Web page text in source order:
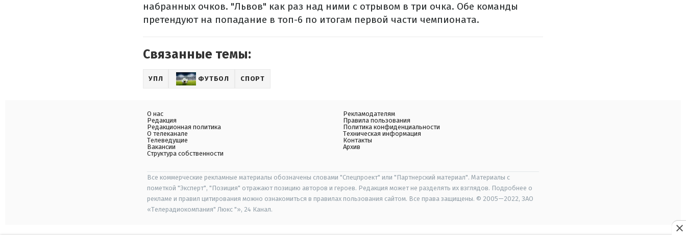
набранных очков. "Львов" как раз над ними с отрывом в три очка. Обе команды
претендуют на попадание в топ-6 по итогам первой части чемпионата.
Связанные темы:
УПЛ ФУТБОЛ СПОРТ
О нас
Редакция
Редакционная политика
О телеканале
Телеведущие
Вакансии
Структура собственности
Рекламодателям
Правила пользования
Политика конфиденциальности
Техническая информация
Контакты
Архив
Все коммерческие рекламные материалы обозначены словами "Спецпроект" или "Партнерский материал". Материалы с
пометкой "Эксперт", "Позиция" отражают позицию авторов и героев. Редакция может не разделять их взглядов. Подробнее о
рекламе и правил цитирования можно ознакомиться в правилах пользования сайтом. Все права защищены. © 2005—2022, ЗАО
«Телерадиокомпания" Люкс "», 24 Канал.